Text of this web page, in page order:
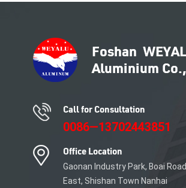
Call for Consultation
0086—13702443851
Office Location
Gaonan Industry Park, Boai Road
East, Shishan Town Nanhai